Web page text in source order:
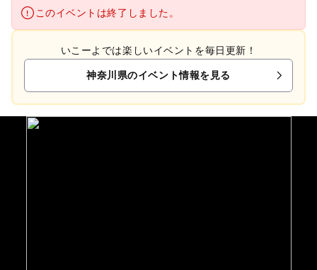
このイベントは終了しました。
いこーよでは楽しいイベントを毎日更新！
神奈川県のイベント情報を見る